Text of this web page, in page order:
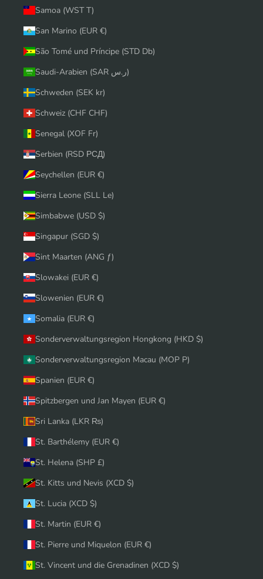
Samoa (WST T)
San Marino (EUR €)
São Tomé und Príncipe (STD Db)
Saudi-Arabien (SAR ر.س)
Schweden (SEK kr)
Schweiz (CHF CHF)
Senegal (XOF Fr)
Serbien (RSD РСД)
Seychellen (EUR €)
Sierra Leone (SLL Le)
Simbabwe (USD $)
Singapur (SGD $)
Sint Maarten (ANG ƒ)
Slowakei (EUR €)
Slowenien (EUR €)
Somalia (EUR €)
Sonderverwaltungsregion Hongkong (HKD $)
Sonderverwaltungsregion Macau (MOP P)
Spanien (EUR €)
Spitzbergen und Jan Mayen (EUR €)
Sri Lanka (LKR ₨)
St. Barthélemy (EUR €)
St. Helena (SHP £)
St. Kitts und Nevis (XCD $)
St. Lucia (XCD $)
St. Martin (EUR €)
St. Pierre und Miquelon (EUR €)
St. Vincent und die Grenadinen (XCD $)